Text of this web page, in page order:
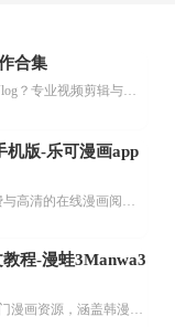
合集
想制作出专业级的短视频或Vlog？专业视频剪辑与特效制作大全专题为你提供了从剪辑、抠像到特效包装的全套解决方案。无论是添加炫酷的片头、进行精准的视频抠图，还是制...
机版-乐可漫画app
程-漫蛙3Manwa3